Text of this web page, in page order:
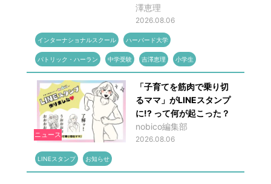
澤恵理
2026.08.06
インターナショナルスクール ハーバード大学
パトリック・ハーラン 中学受験 吉澤恵理 小学生
ニュース
「子育てを筋肉で乗り切
るママ」がLINEスタンプ
に!? って何が起こった？
nobico編集部
2026.08.06
LINEスタンプ お知らせ